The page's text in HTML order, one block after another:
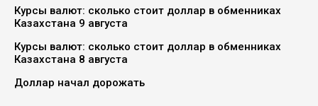
Курсы валют: сколько стоит доллар в обменниках
Казахстана 9 августа
Курсы валют: сколько стоит доллар в обменниках
Казахстана 8 августа
Доллар начал дорожать